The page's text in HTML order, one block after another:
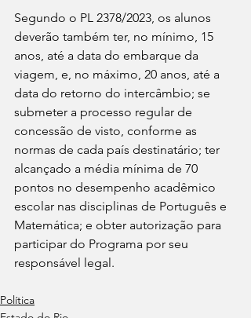
Segundo o PL 2378/2023, os alunos
deverão também ter, no mínimo, 15
anos, até a data do embarque da
viagem, e, no máximo, 20 anos, até a
data do retorno do intercâmbio; se
submeter a processo regular de
concessão de visto, conforme as
normas de cada país destinatário; ter
alcançado a média mínima de 70
pontos no desempenho acadêmico
escolar nas disciplinas de Português e
Matemática; e obter autorização para
participar do Programa por seu
responsável legal.
Política